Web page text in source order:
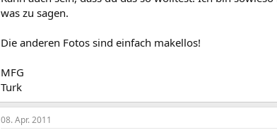
was zu sagen.
Die anderen Fotos sind einfach makellos!
MFG
Turk
08. Apr. 2011